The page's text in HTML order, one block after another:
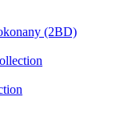
(2BD)